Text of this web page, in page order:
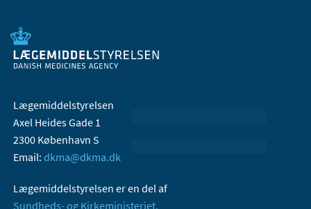
Lægemiddelstyrelsen
Axel Heides Gade 1
2300 København S
Email: dkma@dkma.dk
Lægemiddelstyrelsen er en del af
Sundheds- og Kirkeministeriet.